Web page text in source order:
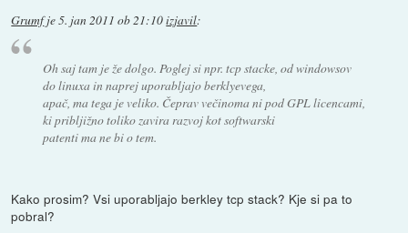
Grumfje5. jan 2011 ob 21:10izjavil:
Oh saj tam je že dolgo. Poglej si npr. tcp stacke, od windowsov
do linuxa in naprej uporabljajo berklyevega,
apač, ma tega je veliko. Čeprav večinoma ni pod GPL licencami,
ki pribljižno toliko zavira razvoj kot softwarski
patenti ma ne bi o tem.
Kako prosim? Vsi uporabljajo berkley tcp stack? Kje si pa to
pobral?